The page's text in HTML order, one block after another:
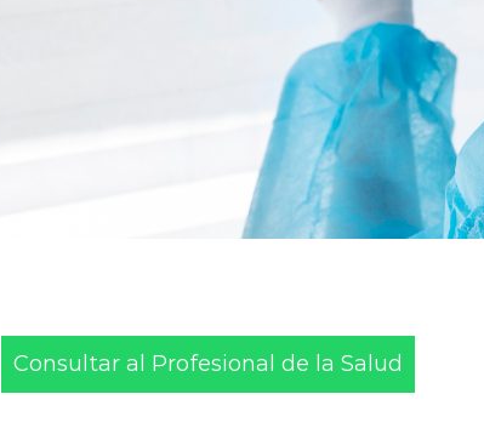
Consultar al Profesional de la Salud